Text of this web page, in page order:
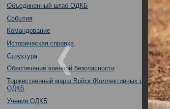
Объединенный штаб ОДКБ
События
Командование
Историческая справка
Структура
Обеспечение военной безопасности
Торжественный марш Войск (Коллективных сил)
ОДКБ
Учения ОДКБ